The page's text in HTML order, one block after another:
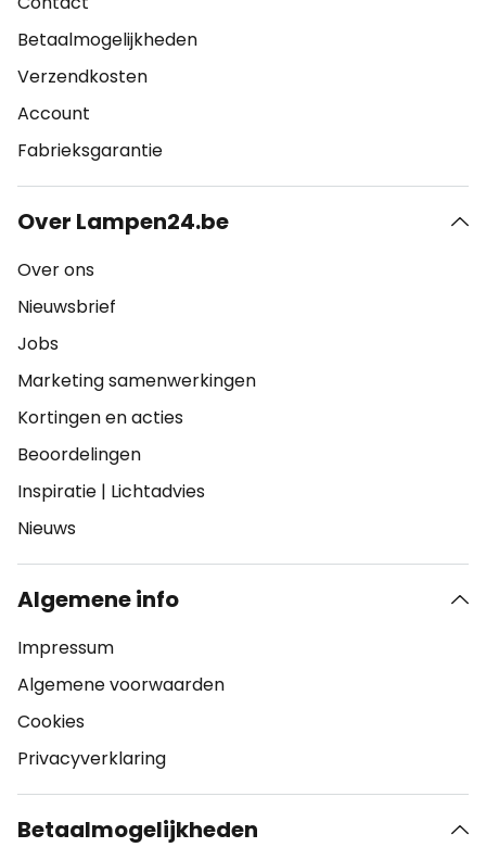
Betaalmogelijkheden
Verzendkosten
Account
Fabrieksgarantie
Over Lampen24.be
Over ons
Nieuwsbrief
Jobs
Marketing samenwerkingen
Kortingen en acties
Beoordelingen
Inspiratie | Lichtadvies
Nieuws
Algemene info
Impressum
Algemene voorwaarden
Cookies
Privacyverklaring
Betaalmogelijkheden